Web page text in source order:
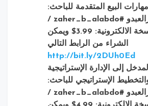
المتقدمة للباحث:
سعر النسخة الالكترونية: 3.99$ ويمكن
من الرابط التالي
http://bit.ly/
الإستراتيجية
للباحث: